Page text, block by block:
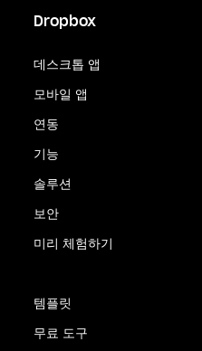
Dropbox
데스크톱 앱
모바일 앱
연동
기능
솔루션
보안
미리 체험하기
템플릿
무료 도구